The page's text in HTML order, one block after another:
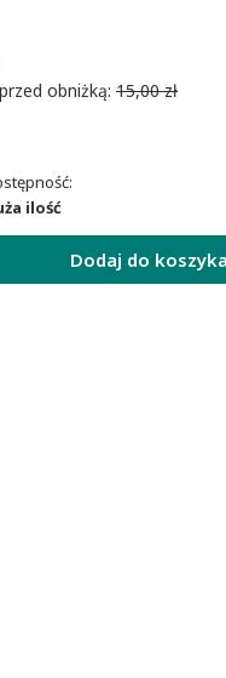
obniżką: 15,00 zł
ilość
Dodaj do koszyka